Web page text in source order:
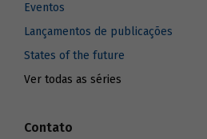
Eventos
Lançamentos de publicações
States of the future
Ver todas as séries
Contato